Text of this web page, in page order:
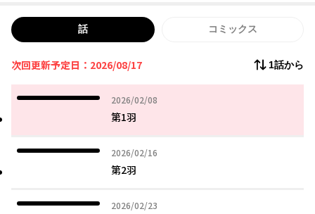
こうして、かわいくてもふもふな最強ヒロインたちと、
自由気ままな異世界旅が始まる――！
話 コミックス
次回更新予定日：2026/08/17 1話から
2026/02/08
2026年02月08日
第1羽
2026/02/16
2026年02月16日
第2羽
2026/02/23
2026年02月23日